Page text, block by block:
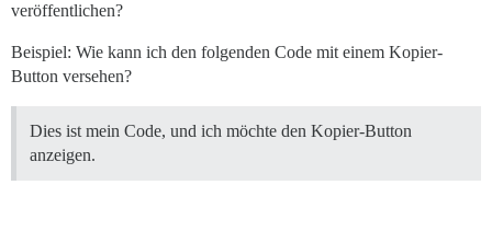
veröffentlichen?
Beispiel: Wie kann ich den folgenden Code mit einem Kopier-
Button versehen?
Dies ist mein Code, und ich möchte den Kopier-Button
anzeigen.